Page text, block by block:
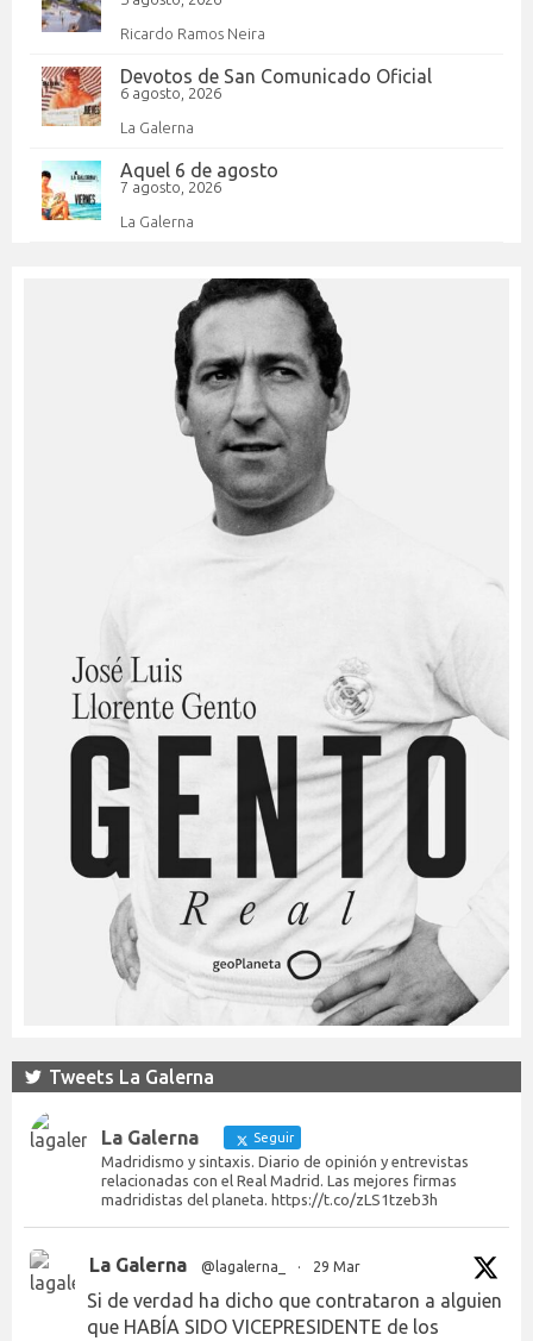
Ricardo Ramos Neira
Devotos de San Comunicado Oficial
6 agosto, 2026
La Galerna
Aquel 6 de agosto
7 agosto, 2026
La Galerna
Tweets La Galerna
La Galerna Seguir
Madridismo y sintaxis. Diario de opinión y entrevistas
relacionadas con el Real Madrid. Las mejores firmas
madridistas del planeta. https://t.co/zLS1tzeb3h
La Galerna @lagalerna_ · 29 Mar
Si de verdad ha dicho que contrataron a alguien
que HABÍA SIDO VICEPRESIDENTE de los